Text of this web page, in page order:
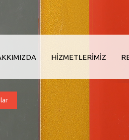
HİZMETLERİMİZ